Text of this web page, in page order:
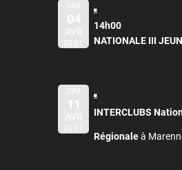
DIM
04
AVR
2021
14h00
NATIONALE III
DIM
11
AVR
2021
INTERCLUBS
Régionaleà